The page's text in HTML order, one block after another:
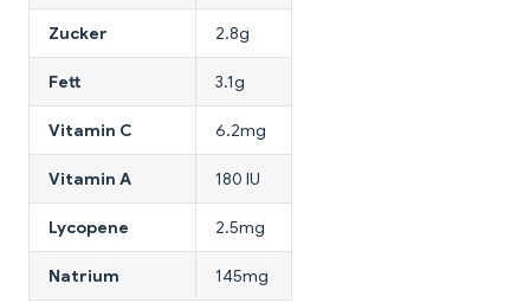
Zucker 2.8g
Fett 3.1g
Vitamin C 6.2mg
Vitamin A 180 IU
Lycopene 2.5mg
Natrium 145mg